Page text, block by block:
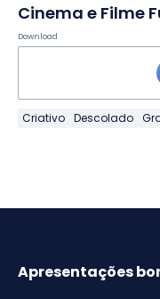
Cinema e Filme
Download
Criativo Descolado
Apresentações